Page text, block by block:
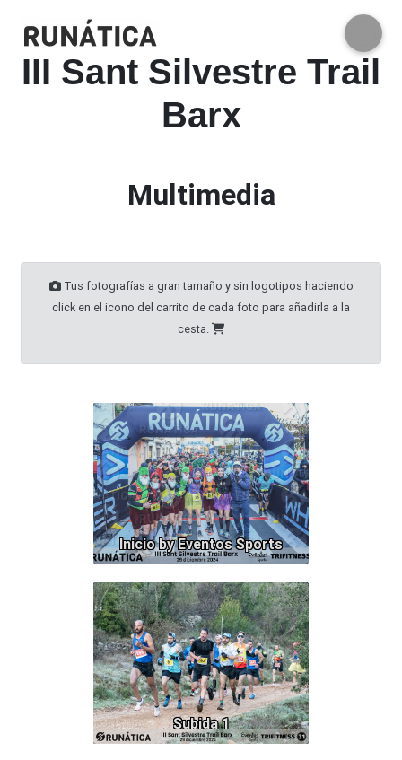
III Sant Silvestre Trail
Barx
Multimedia
Tus fotografías a gran tamaño y sin logotipos haciendo
click en el icono del carrito de cada foto para añadirla a la
cesta.
Inicio by Eventos Sports
217
Subida 1
492